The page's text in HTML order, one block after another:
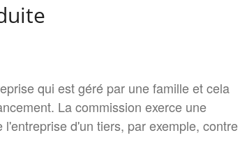
qui est géré par une famille et cela
La commission exerce une
d'un tiers, par exemple, contre